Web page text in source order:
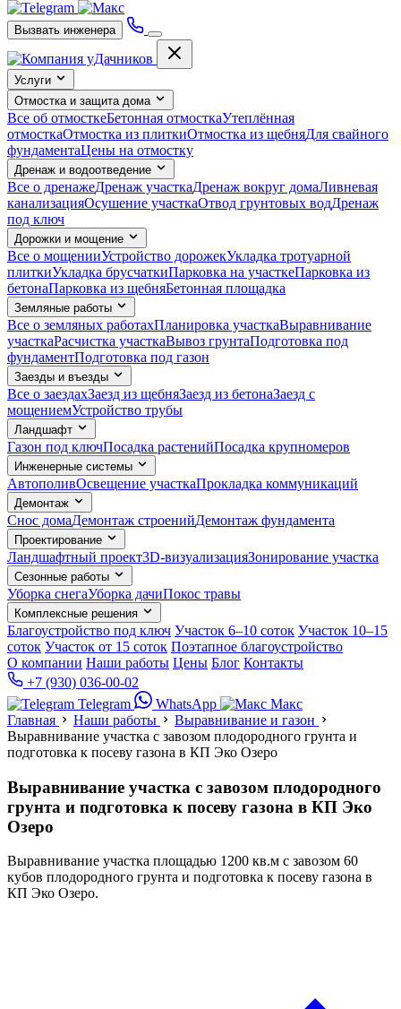
Вызвать инженера
Услуги
Отмостка и защита дома
Все об отмосткеБетонная отмосткаУтеплённая
отмосткаОтмостка из плиткиОтмостка из щебняДля свайного
фундаментаЦены на отмостку
Дренаж и водоотведение
Все о дренажеДренаж участкаДренаж вокруг домаЛивневая
канализацияОсушение участкаОтвод грунтовых водДренаж
под ключ
Дорожки и мощение
Все о мощенииУстройство дорожекУкладка тротуарной
плиткиУкладка брусчаткиПарковка на участкеПарковка из
бетонаПарковка из щебняБетонная площадка
Земляные работы
Все о земляных работахПланировка участкаВыравнивание
участкаРасчистка участкаВывоз грунтаПодготовка под
фундаментПодготовка под газон
Заезды и въезды
Все о заездахЗаезд из щебняЗаезд из бетонаЗаезд с
мощениемУстройство трубы
Ландшафт
Газон под ключПосадка растенийПосадка крупномеров
Инженерные системы
АвтополивОсвещение участкаПрокладка коммуникаций
Демонтаж
Снос домаДемонтаж строенийДемонтаж фундамента
Проектирование
Ландшафтный проект3D-визуализацияЗонирование участка
Сезонные работы
Уборка снегаУборка дачиПокос травы
Комплексные решения
Благоустройство под ключ Участок 6–10 соток Участок 10–15
соток Участок от 15 соток Поэтапное благоустройство
О компании Наши работы Цены Блог Контакты
+7 (930) 036-00-02
Telegram
WhatsApp
Макс
Главная
Наши работы
Выравнивание и газон
Выравнивание участка с завозом плодородного грунта и
подготовка к посеву газона в КП Эко Озеро
Выравнивание участка с завозом плодородного
грунта и подготовка к посеву газона в КП Эко
Озеро
Выравнивание участка площадью 1200 кв.м с завозом 60
кубов плодородного грунта и подготовка к посеву газона в
КП Эко Озеро.